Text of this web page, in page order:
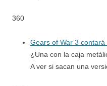
360
Gears of War 3
¿Una con la caja
A ver si sacan una